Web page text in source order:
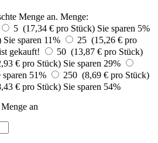
Menge an. Menge:
5 (17,34 € pro Stück) Sie sparen 5%
Sie sparen 11%
25 (15,26 € pro
gekauft!
50 (13,87 € pro Stück)
€ pro Stück) Sie sparen 29%
sparen 51%
250 (8,69 € pro Stück)
€ pro Stück) Sie sparen 54%
an